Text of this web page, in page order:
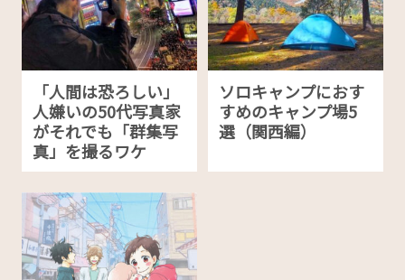
「人間は恐ろしい」
人嫌いの50代写真家
がそれでも「群集写
真」を撮るワケ
ソロキャンプにおす
すめのキャンプ場5
選（関西編）